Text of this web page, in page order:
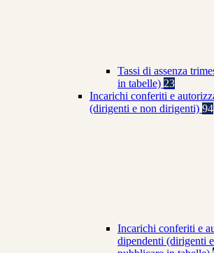
Tassi di assenza
in tabelle) 23
Incarichi conferiti e
(dirigenti e non dirigenti) 94
Incarichi conferiti e
dipendenti (dirigenti